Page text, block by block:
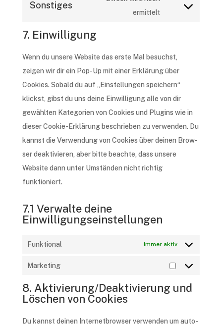
facebook
service
Sonstiges
ermittelt
Consent
sonstiges
7. Einwilligung
Wenn du unse­re Website das erste Mal besuchst,
zeigen wir dir ein Pop-Up mit einer Erklä­rung über
Cookies. Sobald du auf „Einstel­lun­gen spei­chern“
klickst, gibst du uns deine Einwil­li­gung alle von dir
gewähl­ten Kate­go­rien von Cookies und Plug­ins wie in
dieser Cookie-Erklä­rung beschrie­ben zu verwen­den. Du
kannst die Verwen­dung von Cookies über deinen Brow­
ser deak­ti­vie­ren, aber bitte beach­te, dass unse­re
Website dann unter Umstän­den nicht rich­tig
funktioniert.
7.1 Verwalte deine
Einwilligungseinstellungen
Funktional Immer aktiv
Marketing
8. Aktivierung/Deaktivierung und
Löschen von Cookies
Du kannst deinen Inter­net­brow­ser verwen­den um auto­